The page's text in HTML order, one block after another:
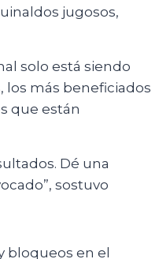
jugosos,
solo está siendo
los más beneficiados
que están
Dé una
sostuvo
bloqueos en el